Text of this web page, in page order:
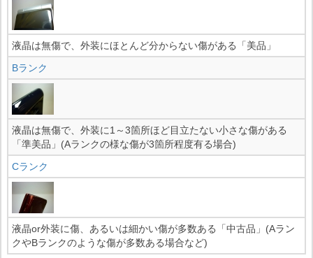
液晶は無傷で、外装にほとんど分からない傷がある「美品」
Bランク
液晶は無傷で、外装に1～3箇所ほど目立たない小さな傷がある
「準美品」(Aランクの様な傷が3箇所程度有る場合)
Cランク
液晶or外装に傷、あるいは細かい傷が多数ある「中古品」(Aラン
クやBランクのような傷が多数ある場合など)